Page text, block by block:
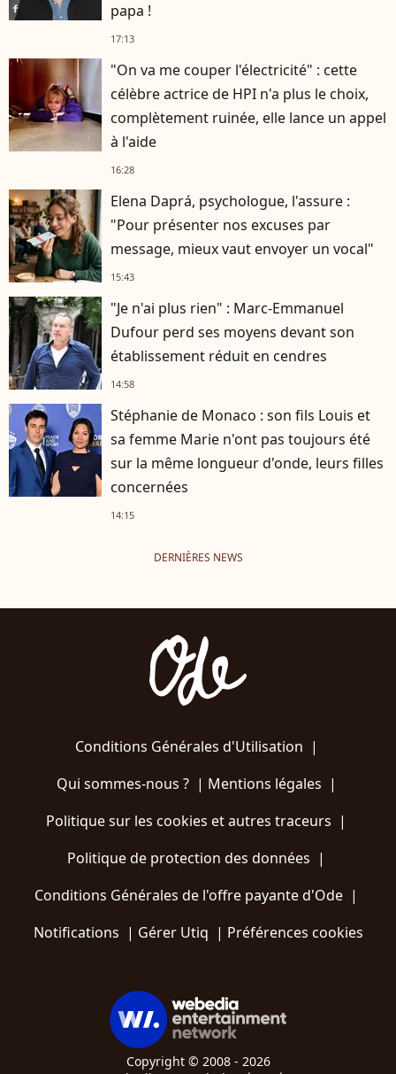
papa !
17:13
"On va me couper l'électricité" : cette
célèbre actrice de HPI n'a plus le choix,
complètement ruinée, elle lance un appel
à l'aide
16:28
Elena Daprá, psychologue, l'assure :
"Pour présenter nos excuses par
message, mieux vaut envoyer un vocal"
15:43
"Je n'ai plus rien" : Marc-Emmanuel
Dufour perd ses moyens devant son
établissement réduit en cendres
14:58
Stéphanie de Monaco : son fils Louis et
sa femme Marie n'ont pas toujours été
sur la même longueur d'onde, leurs filles
concernées
14:15
DERNIÈRES NEWS
Conditions Générales d'Utilisation |
Qui sommes-nous ?| Mentions légales |
Politique sur les cookies et autres traceurs |
Politique de protection des données |
Conditions Générales de l'offre payante d'Ode |
Notifications | Gérer Utiq | Préférences cookies
Copyright © 2008 - 2026